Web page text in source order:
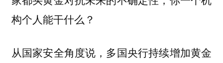
构个人能干什么？
从国家安全角度说，多国央行持续增加黄金